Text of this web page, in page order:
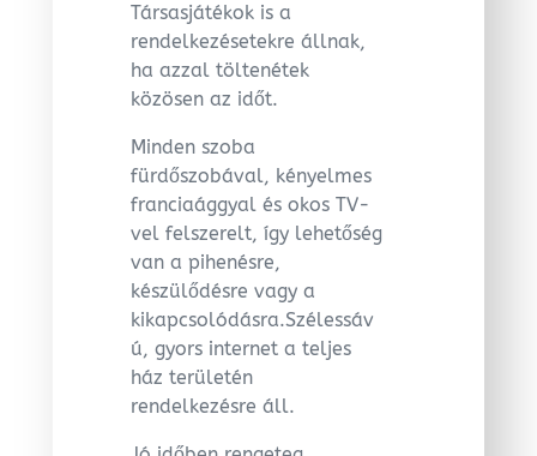
Társasjátékok is a
rendelkezésetekre állnak,
ha azzal töltenétek
közösen az időt.
Minden szoba
fürdőszobával, kényelmes
franciaággyal és okos TV-
vel felszerelt, így lehetőség
van a pihenésre,
készülődésre vagy a
kikapcsolódásra.Szélessáv
ú, gyors internet a teljes
ház területén
rendelkezésre áll.